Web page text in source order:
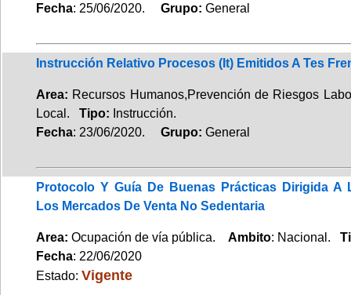
Fecha: 25/06/2020. Grupo: General
Instrucción Relativo Procesos (It) Emitidos A Tes
Area: Recursos Humanos,Prevención de Riesgos
Local. Tipo: Instrucción.
Fecha: 23/06/2020. Grupo: General
Protocolo Y Guía De Buenas Prácticas Dirigida A
Los Mercados De Venta No Sedentaria
Area: Ocupación de vía pública. Ambito: Nacional.
Fecha: 22/06/2020
Estado: Vigente